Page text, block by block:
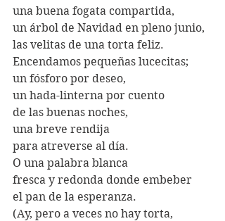
una buena fogata compartida,
un árbol de Navidad en pleno junio,
las velitas de una torta feliz.
Encendamos pequeñas lucecitas;
un fósforo por deseo,
un hada-linterna por cuento
de las buenas noches,
una breve rendija
para atreverse al día.
O una palabra blanca
fresca y redonda donde embeber
el pan de la esperanza.
(Ay, pero a veces no hay torta,